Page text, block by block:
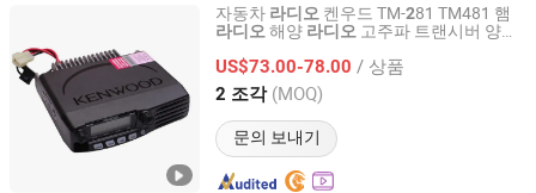
자동차 라디오 켄우드 TM-281 TM481 햄
라디오 해양 라디오 고주파 트랜시버 양방
US$73.00-78.00 / 상품
2 조각 (MOQ)
문의 보내기
Quanzhou Gubao Electronic Technology Co., Ltd.
Fujian, China 이후 2025